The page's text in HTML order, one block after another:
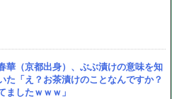
華（京都出身）、ぶぶ漬けの意味を知
た「え？お茶漬けのことなんですか？
ましたｗｗｗ」